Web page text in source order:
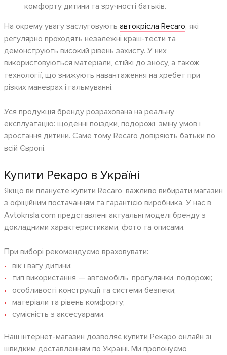
комфорту дитини та зручності батьків.
На окрему увагу заслуговують автокрісла Recaro, які
регулярно проходять незалежні краш-тести та
демонструють високий рівень захисту. У них
використовуються матеріали, стійкі до зносу, а також
технології, що знижують навантаження на хребет при
різких маневрах і гальмуванні.
Уся продукція бренду розрахована на реальну
експлуатацію: щоденні поїздки, подорожі, зміну умов і
зростання дитини. Саме тому Recaro довіряють батьки по
всій Європі.
Купити Рекаро в Україні
Якщо ви плануєте купити Recaro, важливо вибирати магазин
з офіційним постачанням та гарантією виробника. У нас в
Avtokrisla.com представлені актуальні моделі бренду з
докладними характеристиками, фото та описами.
При виборі рекомендуємо враховувати:
вік і вагу дитини;
тип використання — автомобіль, прогулянки, подорожі;
особливості конструкції та системи безпеки;
матеріали та рівень комфорту;
сумісність з аксесуарами.
Наш інтернет-магазин дозволяє купити Рекаро онлайн зі
швидким доставленням по Україні. Ми пропонуємо